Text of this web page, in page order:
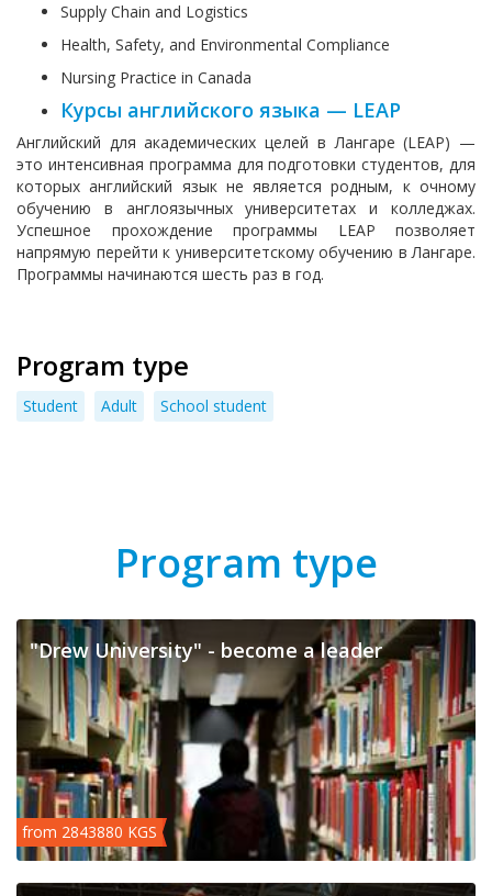
Supply Chain and Logistics
Health, Safety, and Environmental Compliance
Nursing Practice in Canada
Курсы английского языка — LEAP
Английский для академических целей в Лангаре (LEAP) —
это интенсивная программа для подготовки студентов, для
которых английский язык не является родным, к очному
обучению в англоязычных университетах и колледжах.
Успешное прохождение программы LEAP позволяет
напрямую перейти к университетскому обучению в Лангаре.
Программы начинаются шесть раз в год.
Program type
Student Adult School student
Program type
"Drew University" - become a leader
from 2843880 KGS